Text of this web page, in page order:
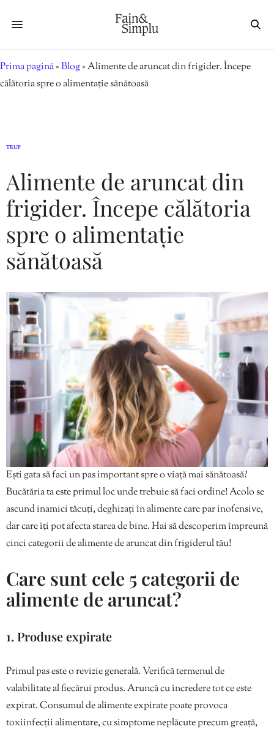
Prima pagină»Blog»Alimente de aruncat din frigider. Începe
călătoria spre o alimentație sănătoasă
TRUP
Alimente de aruncat din
frigider. Începe călătoria
spre o alimentație
sănătoasă
Ești gata să faci un pas important spre o viață mai sănătoasă?
Bucătăria ta este primul loc unde trebuie să faci ordine! Acolo se
ascund inamici tăcuți, deghizați în alimente care par inofensive,
dar care îți pot afecta starea de bine. Hai să descoperim împreună
cinci categorii de alimente de aruncat din frigiderul tău!
Care sunt cele 5 categorii de
alimente de aruncat?
1. Produse expirate
Primul pas este o revizie generală. Verifică termenul de
valabilitate al fiecărui produs. Aruncă cu încredere tot ce este
expirat. Consumul de alimente expirate poate provoca
toxiinfecții alimentare, cu simptome neplăcute precum greață,